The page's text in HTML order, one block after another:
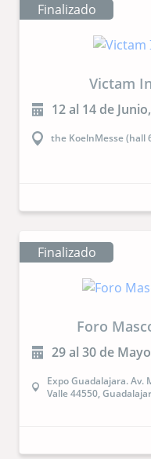
Finalizado
Victam
12 al 14 de
the KoelnMesse (hall
Finalizado
Foro
29 al 30 de
Expo Guadalajara. Av.
Valle 44550,